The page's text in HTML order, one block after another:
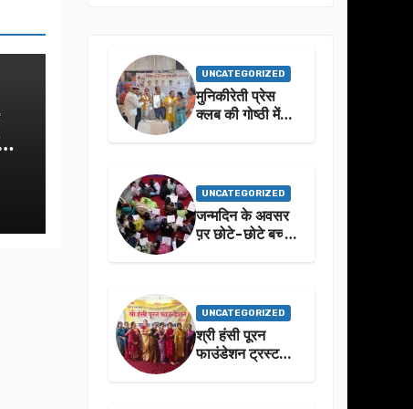
UNCATEGORIZED
मुनिकीरेती प्रेस
क्लब की गोष्ठी में
UNCATEGORIZED
जन्मदिन के अवसर
प़र छोटे-छोटे बच्चो
UNCATEGORIZED
श्री हंसी पूरन
फाउंडेशन ट्रस्ट